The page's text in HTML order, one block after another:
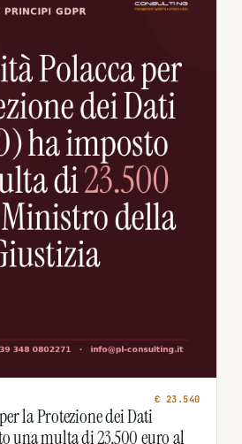
€ 23.540
la Protezione dei Dati
una multa di 23.500 euro al